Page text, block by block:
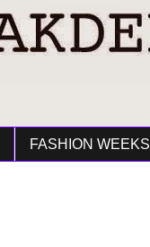
FASHION WEEKS